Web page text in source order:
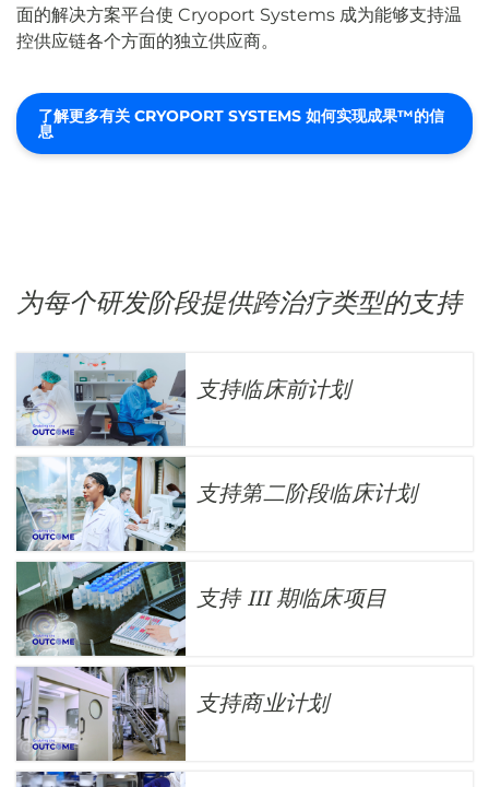
面的解决方案平台使 Cryoport Systems 成为能够支持温
控供应链各个方面的独立供应商。
了解更多有关 CRYOPORT SYSTEMS 如何实现成果™的信
息
为每个研发阶段提供跨治疗类型的支持
支持临床前计划
支持第二阶段临床计划
支持 III 期临床项目
支持商业计划